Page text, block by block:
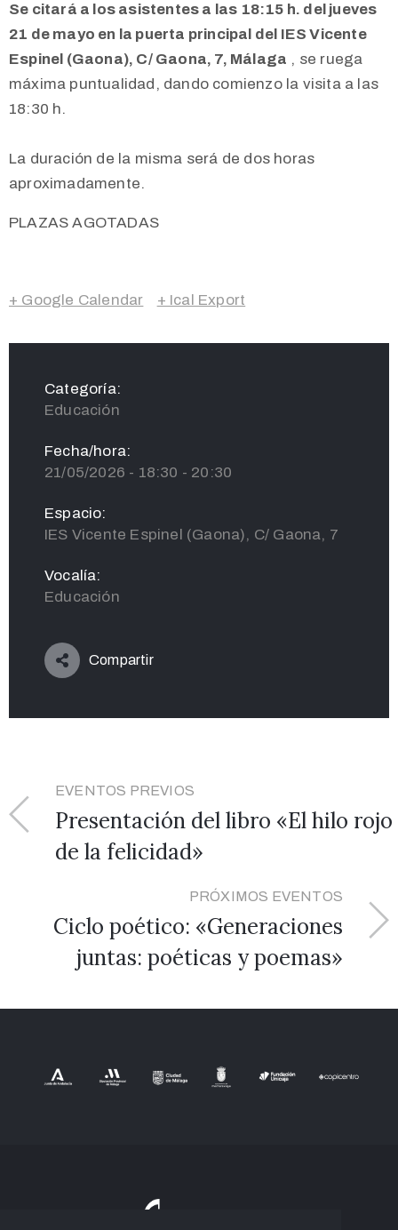
Se citará a los asistentes a las 18:15 h. del jueves
21 de mayo en la puerta principal del IES Vicente
Espinel (Gaona), C/ Gaona, 7, Málaga , se ruega
máxima puntualidad, dando comienzo la visita a las
18:30 h.
La duración de la misma será de dos horas
aproximadamente.
PLAZAS AGOTADAS
+ Google Calendar + Ical Export
Categoría:
Educación
Fecha/hora:
21/05/2026 - 18:30 - 20:30
Espacio:
IES Vicente Espinel (Gaona), C/ Gaona, 7
Vocalía:
Educación
Compartir
EVENTOS PREVIOS
Presentación del libro «El hilo rojo
de la felicidad»
PRÓXIMOS EVENTOS
Ciclo poético: «Generaciones
juntas: poéticas y poemas»